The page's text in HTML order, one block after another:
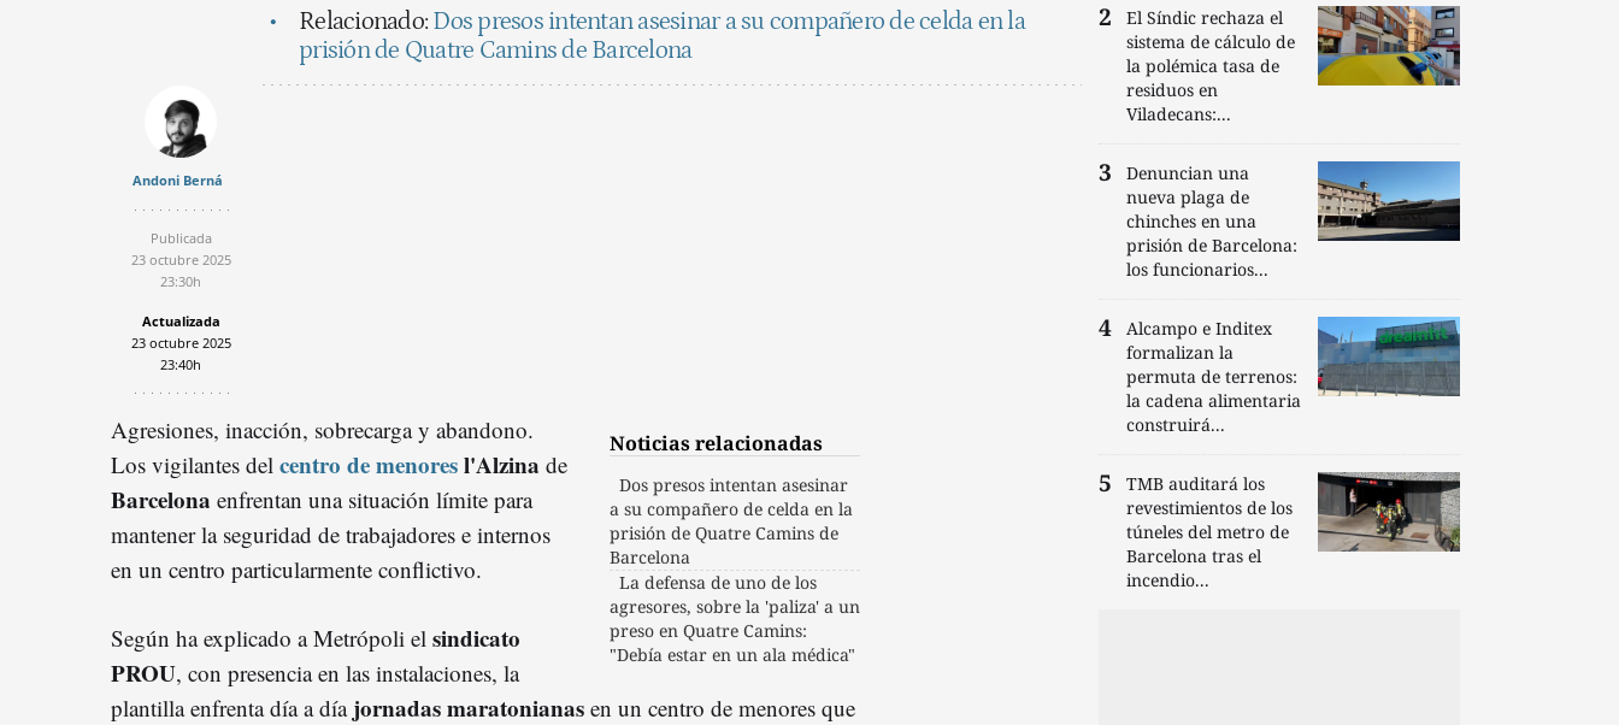
Relacionado: Dos presos intentan asesinar a su compañero de celda en la
prisión de Quatre Camins de Barcelona
Andoni Berná
Publicada
23 octubre 2025
23:30h
Actualizada
23 octubre 2025
23:40h
Noticias relacionadas
Dos presos intentan asesinar
a su compañero de celda en la
prisión de Quatre Camins de
Barcelona
La defensa de uno de los
agresores, sobre la 'paliza' a un
preso en Quatre Camins:
"Debía estar en un ala médica"
Agresiones, inacción, sobrecarga y abandono.
Los vigilantes del centro de menoresl'Alzina de
Barcelona enfrentan una situación límite para
mantener la seguridad de trabajadores e internos
en un centro particularmente conflictivo.
Según ha explicado a Metrópoli el sindicato
PROU, con presencia en las instalaciones, la
plantilla enfrenta día a día jornadas maratonianas en un centro de menores que
El Síndic rechaza el
sistema de cálculo de
la polémica tasa de
residuos en
Viladecans:...
Denuncian una
nueva plaga de
chinches en una
prisión de Barcelona:
los funcionarios...
Alcampo e Inditex
formalizan la
permuta de terrenos:
la cadena alimentaria
construirá...
TMB auditará los
revestimientos de los
túneles del metro de
Barcelona tras el
incendio...